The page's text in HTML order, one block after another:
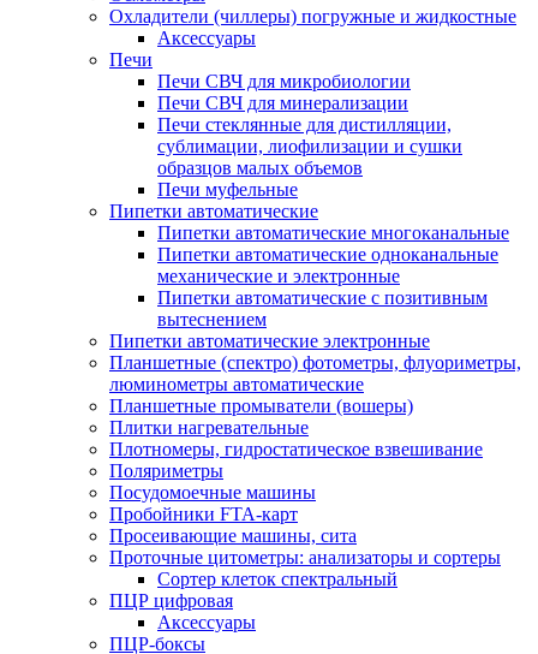
Охладители (чиллеры) погружные и жидкостные
Аксессуары
Печи
Печи СВЧ для микробиологии
Печи СВЧ для минерализации
Печи стеклянные для дистилляции,
сублимации, лиофилизации и сушки
образцов малых объемов
Печи муфельные
Пипетки автоматические
Пипетки автоматические многоканальные
Пипетки автоматические одноканальные
механические и электронные
Пипетки автоматические с позитивным
вытеснением
Пипетки автоматические электронные
Планшетные (спектро) фотометры, флуориметры,
люминометры автоматические
Планшетные промыватели (вошеры)
Плитки нагревательные
Плотномеры, гидростатическое взвешивание
Поляриметры
Посудомоечные машины
Пробойники FTA-карт
Просеивающие машины, сита
Проточные цитометры: анализаторы и сортеры
Сортер клеток спектральный
ПЦР цифровая
Аксессуары
ПЦР-боксы